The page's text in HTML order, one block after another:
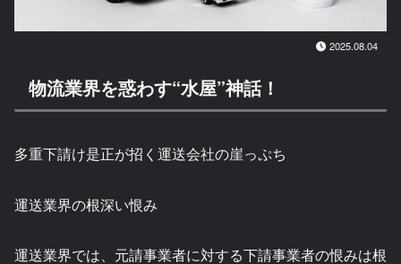
2025.08.04
物流業界を惑わす“水屋”神話！
多重下請け是正が招く運送会社の崖っぷち
運送業界の根深い恨み
運送業界では、元請事業者に対する下請事業者の恨みは根